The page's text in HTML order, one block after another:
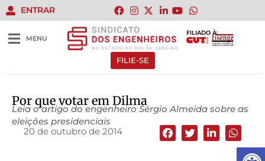
ENTRAR
MENU
FILIADO À:
FILIE-SE
Por que votar em Dilma
Leia o artigo do engenheiro Sérgio Almeida sobre as
eleições presidenciais
20 de outubro de 2014